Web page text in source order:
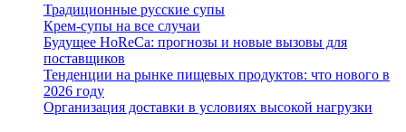
Традиционные русские супы
Крем-супы на все случаи
Будущее HoReCa: прогнозы и новые вызовы для
поставщиков
Тенденции на рынке пищевых продуктов: что нового в
2026 году
Организация доставки в условиях высокой нагрузки